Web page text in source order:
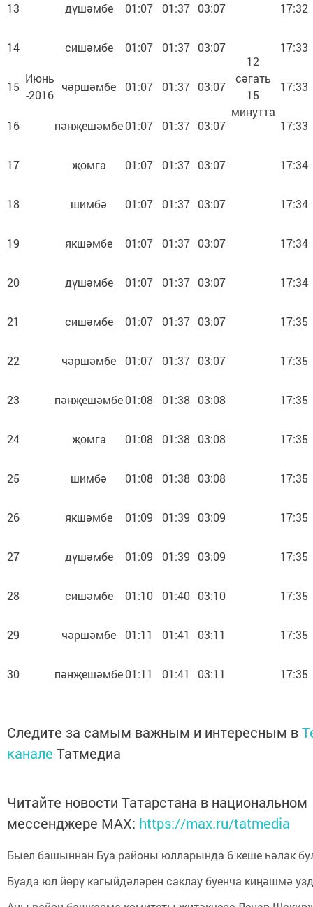
Июнь
-2016
12
сәгать
15
минутта
13 дүшәмбе 01:07 01:37 03:07 17:32
14 сишәмбе 01:07 01:37 03:07 17:33
15 чәршәмбе 01:07 01:37 03:07 17:33
16 пәнҗешәмбе01:07 01:37 03:07 17:33
17 җомга 01:07 01:37 03:07 17:34
18 шимбә 01:07 01:37 03:07 17:34
19 якшәмбе 01:07 01:37 03:07 17:34
20 дүшәмбе 01:07 01:37 03:07 17:34
21 сишәмбе 01:07 01:37 03:07 17:35
22 чәршәмбе 01:07 01:37 03:07 17:35
23 пәнҗешәмбе01:08 01:38 03:08 17:35
24 җомга 01:08 01:38 03:08 17:35
25 шимбә 01:08 01:38 03:08 17:35
26 якшәмбе 01:09 01:39 03:09 17:35
27 дүшәмбе 01:09 01:39 03:09 17:35
28 сишәмбе 01:10 01:40 03:10 17:35
29 чәршәмбе 01:11 01:41 03:11 17:35
30 пәнҗешәмбе01:11 01:41 03:11 17:35
Следите за самым важным и интересным в
канале Татмедиа
Читайте новости Татарстана в национальном
мессенджере MАХ: https://max.ru/tatmedia
Быел башыннан Буа районы юлларында 6 кеше һәлак
Буада юл йөрү кагыйдәләрен саклау буенча киңәшмә